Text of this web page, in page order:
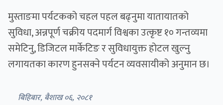
मुस्ताङमा पर्यटकको चहल पहल बढ्नुमा यातायातको
सुविधा, अन्नपूर्ण चक्रीय पदमार्ग विश्वका उत्कृष्ट १० गन्तव्यमा
समेटिनु, डिजिटल मार्केटिङ र सुविधायुक्त होटल खुल्नु
लगायतका कारण हुनसक्ने पर्यटन व्यवसायीको अनुमान छ।
बिहिबार, बैशाख ०६, २०८१